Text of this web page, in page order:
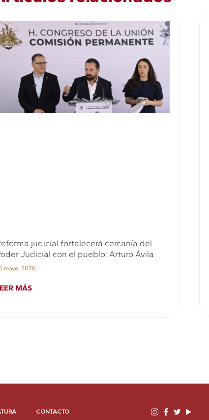
judicial fortalecerá cercanía del
Judicial con el pueblo: Arturo Ávila
mayo, 2026
MÁS
CONTACTO